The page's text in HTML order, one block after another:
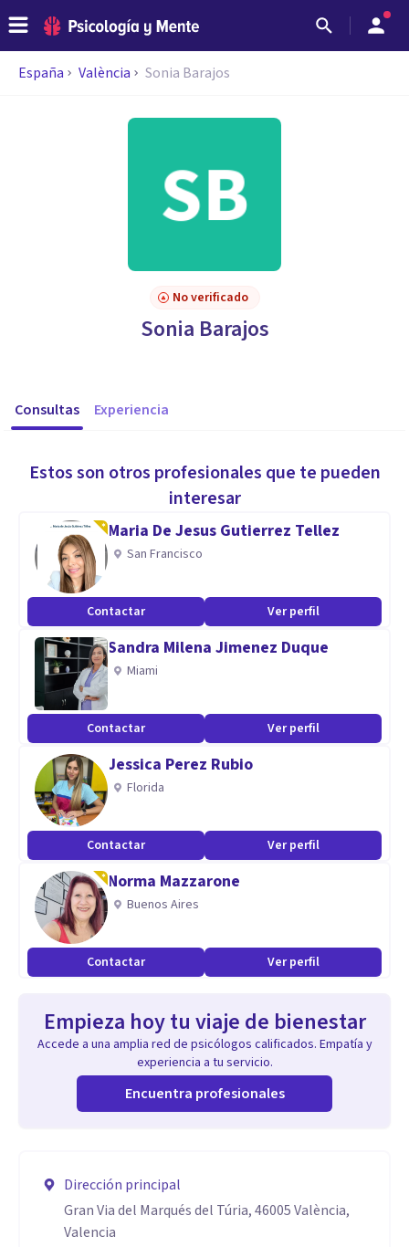
España València Sonia Barajos
No verificado
Sonia Barajos
Consultas Experiencia
Estos son otros profesionales que te pueden
interesar
Maria De Jesus Gutierrez Tellez
San Francisco
Contactar Ver perfil
Sandra Milena Jimenez Duque
Miami
Contactar Ver perfil
Jessica Perez Rubio
Florida
Contactar Ver perfil
Norma Mazzarone
Buenos Aires
Contactar Ver perfil
Empieza hoy tu viaje de bienestar
Accede a una amplia red de psicólogos calificados. Empatía y
experiencia a tu servicio.
Encuentra profesionales
Dirección principal
Gran Via del Marqués del Túria, 46005 València,
Valencia